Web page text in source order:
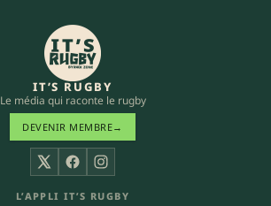
IT’S RUGBY
Le média qui raconte le rugby
DEVENIR MEMBRE→
X FacebookInstagram
L’APPLI IT’S RUGBY